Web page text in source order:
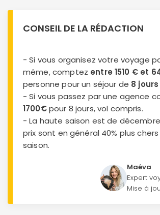
CONSEIL DE LA RÉDACTION
- Si vous organisez votre voyage
même, comptez entre 1510 € et
personne pour un séjour de 8 jours
- Si vous passez par une agence
1700€pour 8 jours, vol compris.
- La haute saison est de décembre
prix sont en général 40% plus
saison.
Maéva
Expert
Mise à